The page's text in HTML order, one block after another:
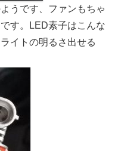
うです、ファンもちゃ
す。LED素子はこんな
イトの明るさ出せる